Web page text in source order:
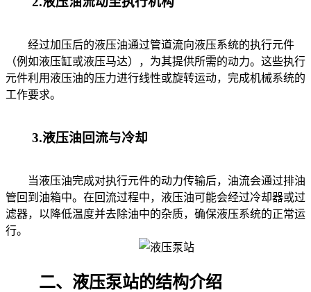
经过加压后的液压油通过管道流向液压系统的执行元件
（例如液压缸或液压马达），为其提供所需的动力。这些执行
元件利用液压油的压力进行线性或旋转运动，完成机械系统的
工作要求。
3.液压油回流与冷却
当液压油完成对执行元件的动力传输后，油流会通过排油
管回到油箱中。在回流过程中，液压油可能会经过冷却器或过
滤器，以降低温度并去除油中的杂质，确保液压系统的正常运
行。
二、液压泵站的结构介绍